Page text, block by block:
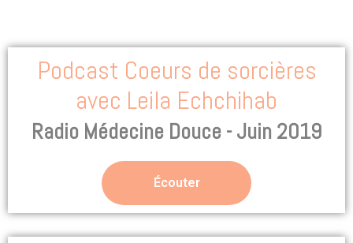
Podcast Coeurs de sorcières
avec Leila Echchihab
Radio Médecine Douce - Juin 2019
Écouter